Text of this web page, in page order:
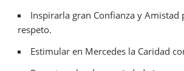
Inspirarla gran Confianza y Amistad
respeto.
Estimular en Mercedes la Caridad